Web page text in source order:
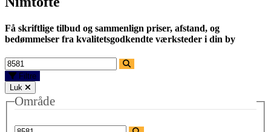
Få skriftlige tilbud og sammenlign priser, afstand, og
bedømmelser fra kvalitetsgodkendte værksteder i din by
Filtre
Luk
Område